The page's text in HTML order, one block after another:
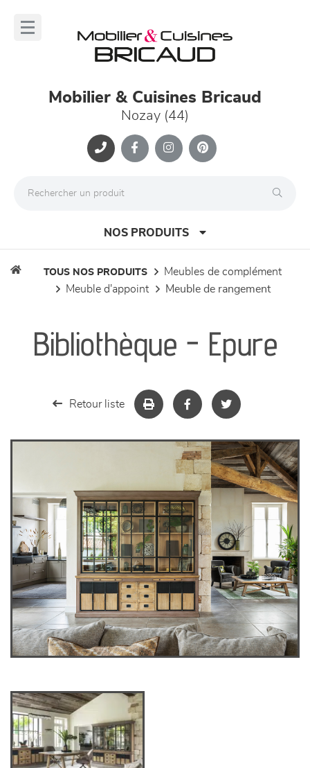
Mobilier & Cuisines Bricaud
Nozay (44)
NOS PRODUITS
séjours
chambres et dressing
décoration
TOUS NOS PRODUITS
meubles de complément
meuble d'appoint
meuble de rangement
Bibliothèque - Epure
Retour liste